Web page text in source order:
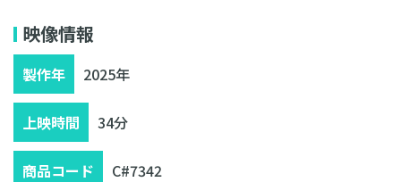
映像情報
製作年 2025年
上映時間 34分
商品コード C#7342